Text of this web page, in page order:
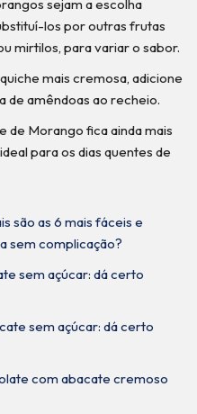
sejam a escolha
los por outras frutas
mirtilos, para variar o sabor.
mais cremosa, adicione
de amêndoas ao recheio.
de Morango fica ainda mais
para os dias quentes de
são as 6 mais fáceis e
sem complicação?
sem açúcar: dá certo
sem açúcar: dá certo
com abacate cremoso